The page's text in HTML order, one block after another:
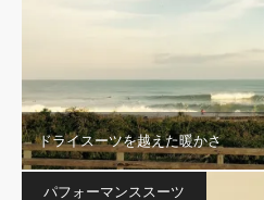
ドライスーツを越えた暖かさ
パフォーマンススーツ